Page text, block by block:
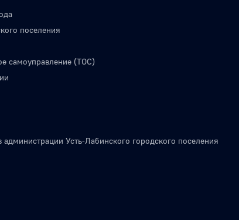
поселения
самоуправление (ТОС)
администрации Усть-Лабинского городского поселения